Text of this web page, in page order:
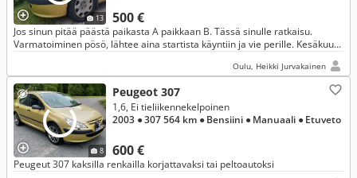
13 500 €
Jos sinun pitää päästä paikasta A paikkaan B. Tässä sinulle ratkaisu.
Varmatoiminen pösö, lähtee aina startista käyntiin ja vie perille. Kesäkuun
Oulu, Heikki Jurvakainen
8
Peugeot 307
600 €
1,6, Ei tieliikennekelpoinen
2003 ● 307 564 km ● Bensiini ● Manuaali ● Etuveto
Peugeut 307 kaksilla renkailla korjattavaksi tai peltoautoksi